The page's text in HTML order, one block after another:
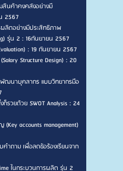
สินค้าคงคลังอย่างมี
2567
ลิตอย่างมีประสิทธิภาพ
รุ่น 2 : 16กันยายน 2567
: 19 กันยายน 2567
Structure Design) : 20
ฒนาบุคลากร แบบวิทยากรมือ
ก็รวยด้วย SWOT Analysis : 24
accounts management)
ำถาม เพื่อลดข้อร้องเรียนจาก
ในกระบวนการผลิต รุ่น 2